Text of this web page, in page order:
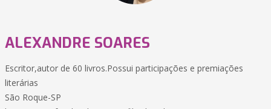
ALEXANDRE SOARES
Escritor,autor de 60 livros.Possui participações e premiações
literárias
São Roque-SP